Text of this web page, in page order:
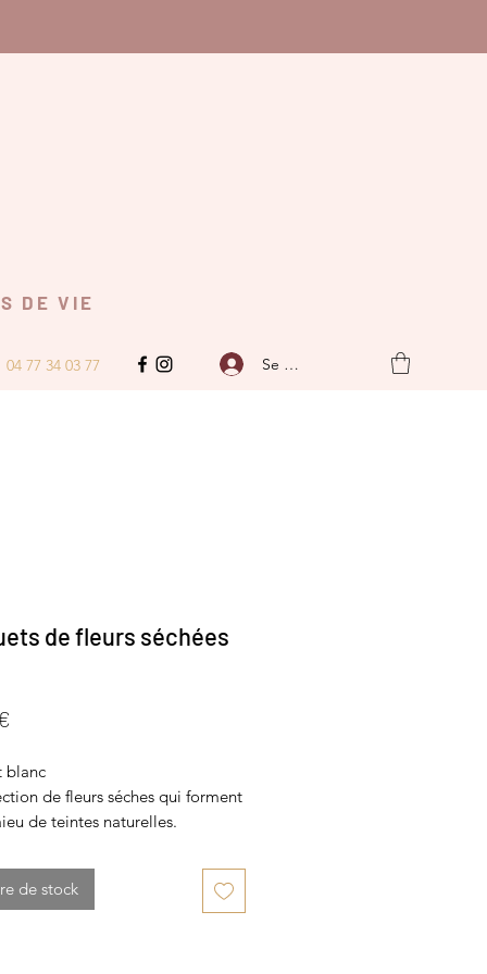
S D E V I E
04 77 34 03 77 Se connecter
de fleurs séchées
blanc
de fleurs séches qui forment
de teintes naturelles.
s accorde à tous les styles de
de stock